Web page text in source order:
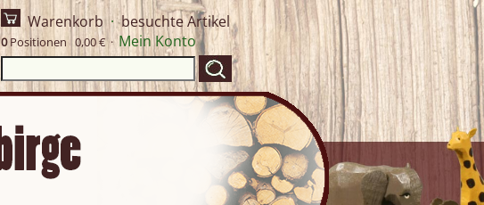
Warenkorb·besuchte Artikel
0Positionen 0,00 € ·Mein Konto